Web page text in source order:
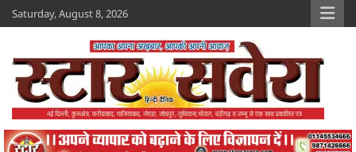
Skip
to
Saturday, August 8, 2026
Star Savera
www.starsavera.com